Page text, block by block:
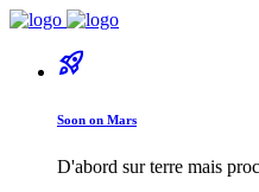
rocket_launch
Soon on Mars
D'abord sur terre mais